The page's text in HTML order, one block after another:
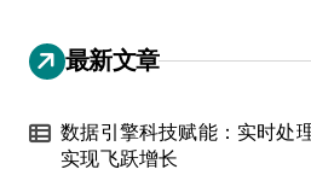
最新文章
数据引擎科技赋能：实时处
实现飞跃增长